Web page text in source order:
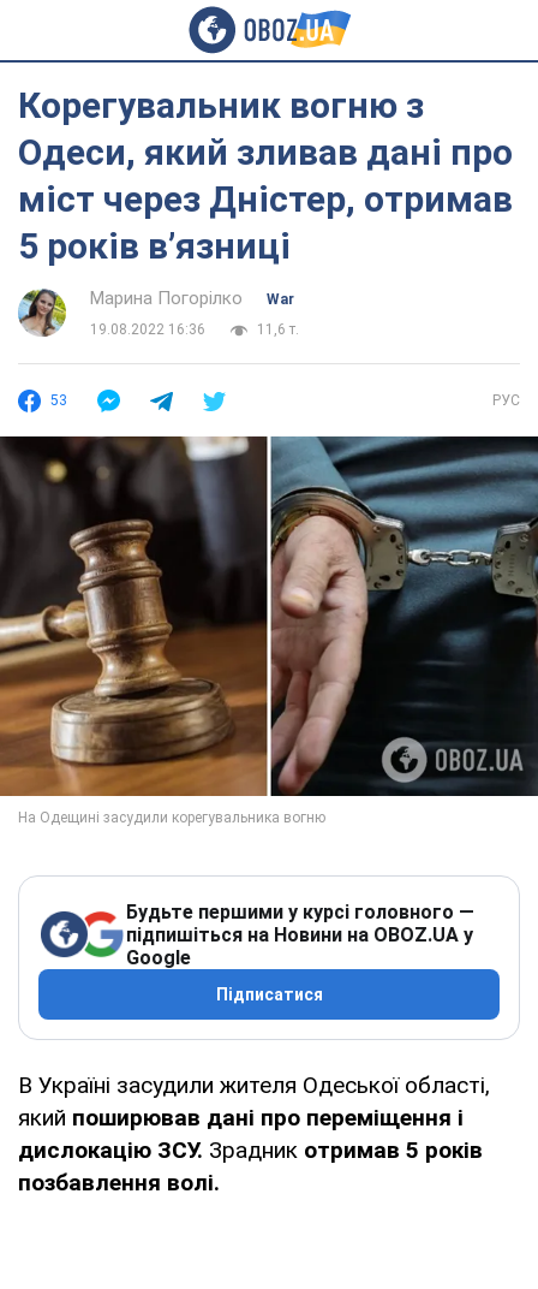
Корегувальник вогню з
Одеси, який зливав дані про
міст через Дністер, отримав
5 років в’язниці
Марина Погорілко
War
19.08.2022 16:36
11,6 т.
53 РУС
Будьте першими у курсі головного —
підпишіться на Новини на OBOZ.UA у
Google
Підписатися
В Україні засудили жителя Одеської області,
який поширював дані про переміщення і
дислокацію ЗСУ. Зрадник отримав 5 років
позбавлення волі.